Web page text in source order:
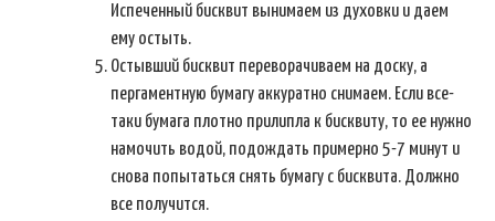
Испеченный бисквит вынимаем из духовки и даем
ему остыть.
Остывший бисквит переворачиваем на доску, а
пергаментную бумагу аккуратно снимаем. Если все-
таки бумага плотно прилипла к бисквиту, то ее нужно
намочить водой, подождать примерно 5-7 минут и
снова попытаться снять бумагу с бисквита. Должно
все получится.